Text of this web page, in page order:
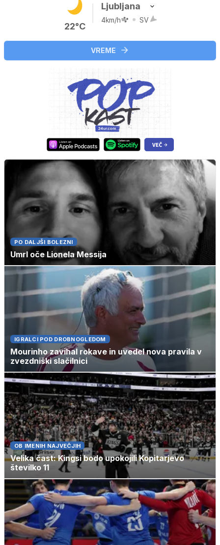
22°C
Ljubljana
4km/h SV
VREME
PO DALJŠI BOLEZNI
Umrl oče Lionela Messija
IGRALCI POD DROBNOGLEDOM
Mourinho zavihal rokave in uvedel nova pravila v
zvezdniški slačilnici
OB IMENIH NAJVEČJIH
Velika čast: Kingsi bodo upokojili Kopitarjevo
številko 11